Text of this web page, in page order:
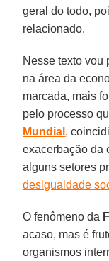
geral do todo,
relacionado.
Nesse texto vou
na área da
marcada, mais
pelo processo
Mundial ,
exacerbação da
alguns setores
desigualdade
O fenômeno da
acaso, mas é
organismos